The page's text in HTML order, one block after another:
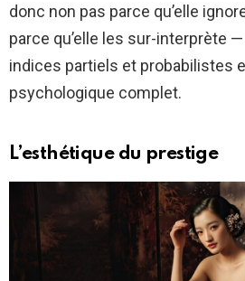
donc non pas parce qu’elle
parce qu’elle les sur-interprète
indices partiels et probabilistes
psychologique complet.
L’esthétique du prestige